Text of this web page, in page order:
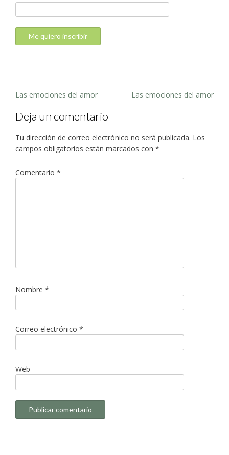
Las emociones del amor Las emociones del amor
Deja un comentario
Tu dirección de correo electrónico no será publicada. Los
campos obligatorios están marcados con *
Comentario *
Nombre *
Correo electrónico *
Web